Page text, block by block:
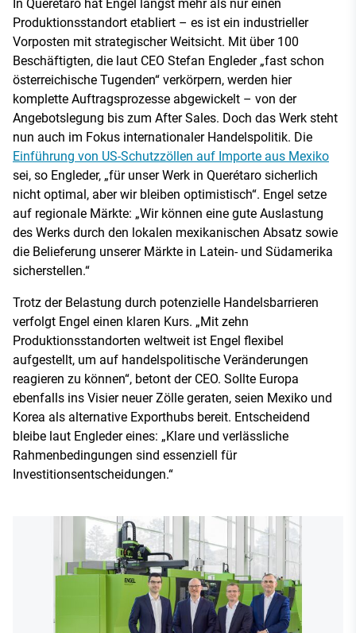
In Querétaro hat Engel längst mehr als nur einen
Produktionsstandort etabliert – es ist ein industrieller
Vorposten mit strategischer Weitsicht. Mit über 100
Beschäftigten, die laut CEO Stefan Engleder „fast schon
österreichische Tugenden“ verkörpern, werden hier
komplette Auftragsprozesse abgewickelt – von der
Angebotslegung bis zum After Sales. Doch das Werk steht
nun auch im Fokus internationaler Handelspolitik. Die
Einführung von US-Schutzzöllen auf Importe aus Mexiko
sei, so Engleder, „für unser Werk in Querétaro sicherlich
nicht optimal, aber wir bleiben optimistisch“. Engel setze
auf regionale Märkte: „Wir können eine gute Auslastung
des Werks durch den lokalen mexikanischen Absatz sowie
die Belieferung unserer Märkte in Latein- und Südamerika
sicherstellen.“
Trotz der Belastung durch potenzielle Handelsbarrieren
verfolgt Engel einen klaren Kurs. „Mit zehn
Produktionsstandorten weltweit ist Engel flexibel
aufgestellt, um auf handelspolitische Veränderungen
reagieren zu können“, betont der CEO. Sollte Europa
ebenfalls ins Visier neuer Zölle geraten, seien Mexiko und
Korea als alternative Exporthubs bereit. Entscheidend
bleibe laut Engleder eines: „Klare und verlässliche
Rahmenbedingungen sind essenziell für
Investitionsentscheidungen.“